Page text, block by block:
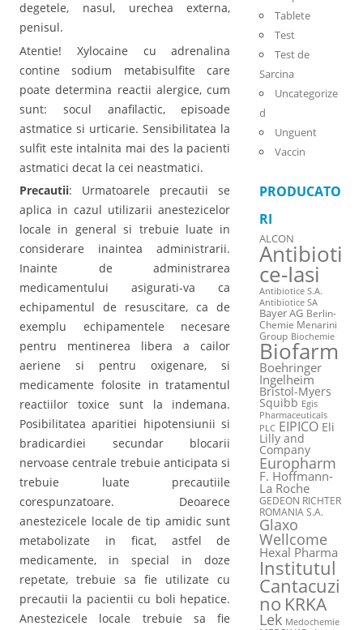
degetele, nasul, urechea externa,
penisul.
Atentie! Xylocaine cu adrenalina
contine sodium metabisulfite care
poate determina reactii alergice, cum
sunt: socul anafilactic, episoade
astmatice si urticarie. Sensibilitatea la
sulfit este intalnita mai des la pacienti
astmatici decat la cei neastmatici.
Precautii: Urmatoarele precautii se
aplica in cazul utilizarii anestezicelor
locale in general si trebuie luate in
considerare inaintea administrarii.
Inainte de administrarea
medicamentului asigurati-va ca
echipamentul de resuscitare, ca de
exemplu echipamentele necesare
pentru mentinerea libera a cailor
aeriene si pentru oxigenare, si
medicamente folosite in tratamentul
reactiilor toxice sunt la indemana.
Posibilitatea aparitiei hipotensiunii si
bradicardiei secundar blocarii
nervoase centrale trebuie anticipata si
trebuie luate precautiile
corespunzatoare. Deoarece
anestezicele locale de tip amidic sunt
metabolizate in ficat, astfel de
medicamente, in special in doze
repetate, trebuie sa fie utilizate cu
precautii la pacientii cu boli hepatice.
Anestezicele locale trebuie sa fie
Tablete
Test
Test de
Sarcina
Uncategorize
d
Unguent
Vaccin
PRODUCATO
RI
ALCON
Antibioti
ce-Iasi
Antibiotice S.A.
Antibiotice SA
Bayer AG Berlin-
Chemie Menarini
Group Biochemie
Biofarm
Boehringer
Ingelheim
Bristol-Myers
Squibb Egis
Pharmaceuticals
PLC EIPICO Eli
Lilly and
Company
Europharm
F. Hoffmann-
La Roche
GEDEON RICHTER
ROMANIA S.A.
Glaxo
Wellcome
Hexal Pharma
Institutul
Cantacuzi
no KRKA
Lek Medochemie